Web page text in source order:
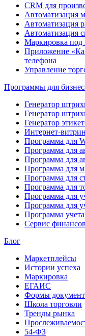
CRM для
Автоматизация
Автоматизация
Автоматизация
Маркировка под
Приложение
телефона
Управление
Программы для
Генератор
Генератор
Генератор
Интернет-
Программа для
Программа для
Программа для
Программа для
Программа для
Программа для
Программа для
Программа для
Программа
Сервис
Блог
Маркетплейсы
Истории успеха
Маркировка
ЕГАИС
Формы
Школа торговли
Тренды рынка
54-ФЗ